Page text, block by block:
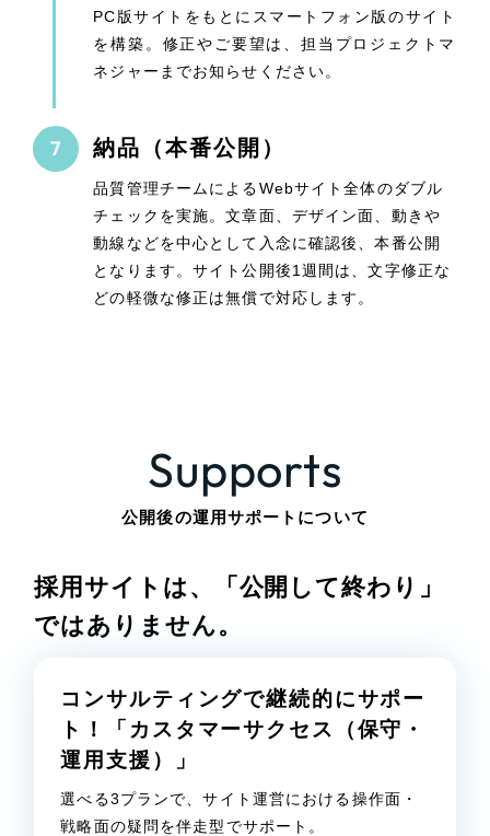
PC版サイトをもとにスマートフォン版のサイト
を構築。修正やご要望は、担当プロジェクトマ
ネジャーまでお知らせください。
納品（本番公開）
品質管理チームによるWebサイト全体のダブル
チェックを実施。文章面、デザイン面、動きや
動線などを中心として入念に確認後、本番公開
となります。サイト公開後1週間は、文字修正な
どの軽微な修正は無償で対応します。
Supports
公開後の運用サポートについて
採用サイトは、「公開して終わり」
ではありません。
コンサルティングで継続的にサポー
ト！
「カスタマーサクセス（保守・
運用支援）」
選べる3プランで、サイト運営における操作面・
戦略面の疑問を伴走型でサポート。